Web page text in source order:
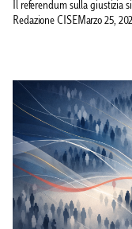
Il referendum sulla giustizia
Redazione CISEMarzo 25,